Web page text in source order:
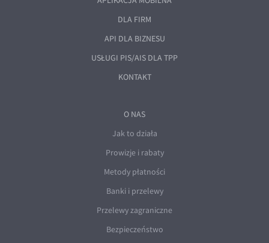
DLA FIRM
API DLA BIZNESU
USŁUGI PIS/AIS DLA TPP
KONTAKT
O NAS
Jak to działa
Prowizje i rabaty
Metody płatności
Banki i przelewy
Przelewy zagraniczne
Bezpieczeństwo